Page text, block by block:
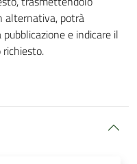
alternativa, potrà
e indicare il